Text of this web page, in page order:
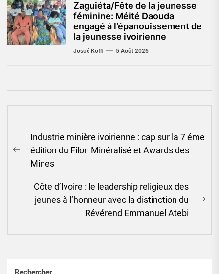
Zaguiéta/Fête de la jeunesse
féminine: Méité Daouda
engagé à l’épanouissement de
la jeunesse ivoirienne
Josué Koffi 5 Août 2026
de
l’article
Previous
post:
Industrie minière ivoirienne : cap sur la 7 éme
édition du Filon Minéralisé et Awards des
Mines
Côte d’Ivoire : le leadership religieux des
jeunes à l’honneur avec la distinction du
Révérend Emmanuel Atebi
Rechercher